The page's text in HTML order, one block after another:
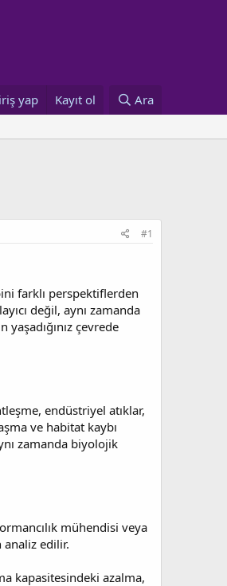
yap Kayıt ol Ara
#1
farklı perspektiflerden
değil, aynı zamanda
çevrede
endüstriyel atıklar,
ve habitat kaybı
zamanda biyolojik
mühendisi veya
edilir.
kapasitesindeki azalma,